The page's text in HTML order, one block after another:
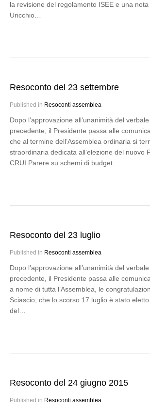
la revisione del regolamento ISEE e una
Uricchio…
Resoconto del 23 settembre
Published in Resoconti assemblea
Dopo l’approvazione all’unanimità del
precedente, il Presidente passa alle
che al termine dell’Assemblea ordinaria si
straordinaria dedicata all’elezione del nuovo
CRUI.Parere su schemi di budget…
Resoconto del 23 luglio
Published in Resoconti assemblea
Dopo l’approvazione all’unanimità del
precedente, il Presidente passa alle
a nome di tutta l’Assemblea, le
Sciascio, che lo scorso 17 luglio è stato
del…
Resoconto del 24 giugno 2015
Published in Resoconti assemblea